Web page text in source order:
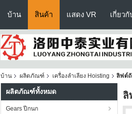
บ้าน สินค้า แสดง VR เกี่ยวกั
บ้าน ผลิตภัณฑ์ เครื่องลำเลียง Hoisting ลิฟต์ถั
ผลิตภัณฑ์ทั้งหมด
Gears ปีกนก
ลิ